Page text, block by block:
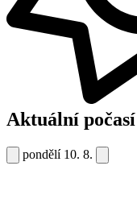
Aktuální počasí
pondělí 10. 8.